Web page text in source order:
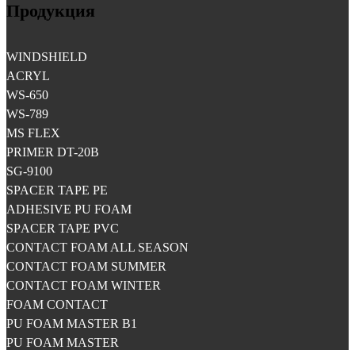
Продукция
WINDSHIELD
ACRYL
WS-650
WS-789
MS FLEX
PRIMER DT-20B
SG-9100
SPACER TAPE PE
ADHESIVE PU FOAM
SPАCER TAPE PVC
CONTACT FOAM ALL SEASON
CONTACT FOAM SUMMER
CONTACT FOAM WINTER
FOAM CONTACT
PU FOAM MASTER B1
PU FOAM MASTER